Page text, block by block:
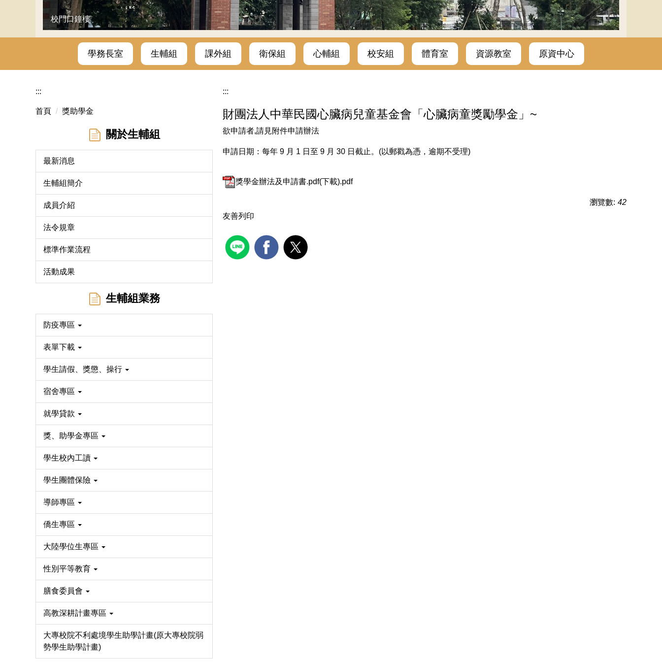
校門口鐘樓
學務長室 生輔組 課外組 衛保組 心輔組 校安組 體育室 資源教室 原資中心
:::
首頁 獎助學金
關於生輔組
最新消息
生輔組簡介
成員介紹
法令規章
標準作業流程
活動成果
生輔組業務
防疫專區
表單下載
學生請假、獎懲、操行
宿舍專區
就學貸款
獎、助學金專區
學生校內工讀
學生團體保險
導師專區
僑生專區
大陸學位生專區
性別平等教育
膳食委員會
高教深耕計畫專區
大專校院不利處境學生助學計畫(原大專校院弱
勢學生助學計畫)
:::
財團法人中華民國心臟病兒童基金會「心臟病童獎勵學金」~
欲申請者,請見附件申請辦法
申請日期：每年 9 月 1 日至 9 月 30 日截止。(以郵戳為憑，逾期不受理)
獎學金辦法及申請書.pdf(下載).pdf
瀏覽數: 42
友善列印